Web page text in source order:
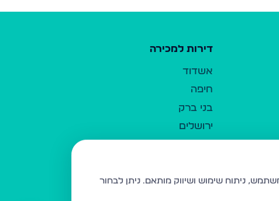
דירות למכירה
אשדוד
חיפה
בני ברק
ירושלים
בית שמש
ניתן לבחור